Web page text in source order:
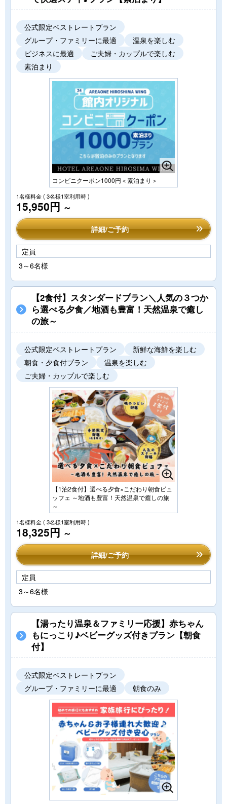
公式限定ベストレートプラン
グループ・ファミリーに最適
温泉を楽しむ
ビジネスに最適
ご夫婦・カップルで楽しむ
素泊まり
コンビニクーポン1000円＜素泊まり＞
1名様料金( 3名様1室利用時 )
15,950円 ～
詳細/ご予約
定員
3～6名様
【2食付】スタンダードプラン＼人気の３つか
ら選べる夕食／地酒も豊富！天然温泉で癒し
の旅～
公式限定ベストレートプラン
新鮮な海鮮を楽しむ
朝食・夕食付プラン
温泉を楽しむ
ご夫婦・カップルで楽しむ
【1泊2食付】選べる夕食×こだわり朝食ビュ
ッフェ ～地酒も豊富！天然温泉で癒しの旅
～
1名様料金( 3名様1室利用時 )
18,325円 ～
詳細/ご予約
定員
3～6名様
【湯ったり温泉＆ファミリー応援】赤ちゃん
もにっこり♪ベビーグッズ付きプラン【朝食
付】
公式限定ベストレートプラン
グループ・ファミリーに最適
朝食のみ